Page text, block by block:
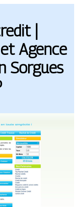
|
Agence
Sorgues